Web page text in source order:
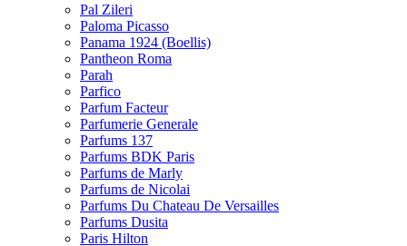
Pal Zileri
Paloma Picasso
Panama 1924 (Boellis)
Pantheon Roma
Parah
Parfico
Parfum Facteur
Parfumerie Generale
Parfums 137
Parfums BDK Paris
Parfums de Marly
Parfums de Nicolai
Parfums Du Chateau De Versailles
Parfums Dusita
Paris Hilton